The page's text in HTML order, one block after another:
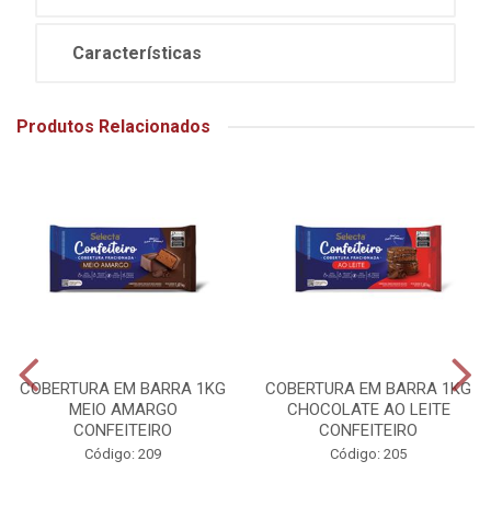
Características
Produtos Relacionados
COBERTURA EM BARRA 1KG
MEIO AMARGO
CONFEITEIRO
Código: 209
COBERTURA EM BARRA 1KG
CHOCOLATE AO LEITE
CONFEITEIRO
Código: 205